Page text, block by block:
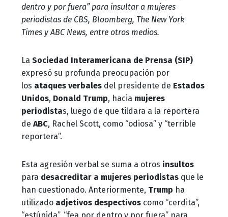
dentro y por fuera” para insultar a mujeres
periodistas de CBS, Bloomberg, The New York
Times y ABC News, entre otros medios.
La Sociedad Interamericana de Prensa (SIP)
expresó su profunda preocupación por
los ataques verbales del presidente de Estados
Unidos, Donald Trump, hacia mujeres
periodistas, luego de que tildara a la reportera
de ABC, Rachel Scott, como “odiosa” y “terrible
reportera”.
Esta agresión verbal se suma a otros insultos
para desacreditar a mujeres periodistas que le
han cuestionado. Anteriormente, Trump ha
utilizado adjetivos despectivos como “cerdita”,